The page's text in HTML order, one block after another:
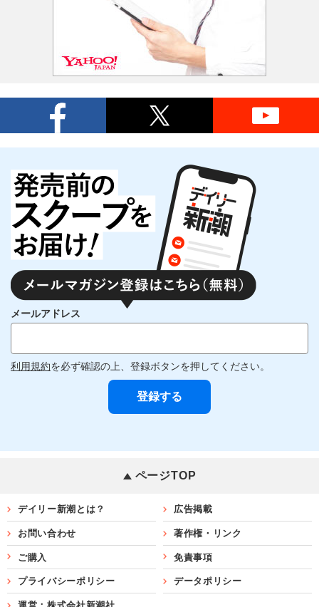
メールアドレス
利用規約を必ず確認の上、登録ボタンを押してください。
ページTOP
デイリー新潮とは？ 広告掲載
お問い合わせ 著作権・リンク
ご購入 免責事項
プライバシーポリシー データポリシー